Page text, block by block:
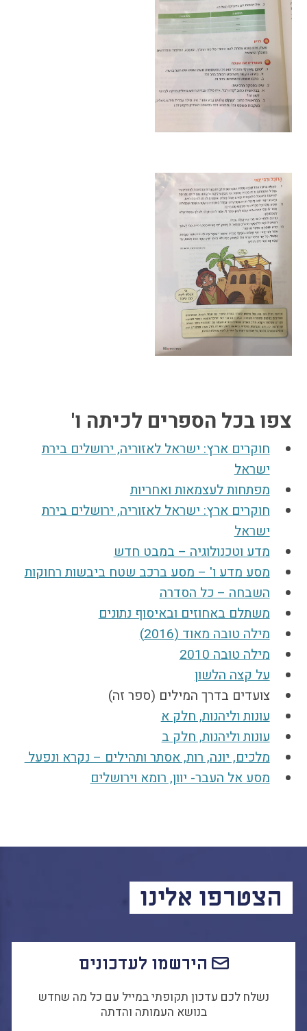
צפו בכל הספרים לכיתה ו'
חוקרים ארץ: ישראל לאזוריה, ירושלים בירת
ישראל
מפתחות לעצמאות ואחריות
חוקרים ארץ: ישראל לאזוריה, ירושלים בירת
ישראל
מדע וטכנולוגיה – במבט חדש
מסע מדע ו' – מסע ברכב שטח ביבשות רחוקות
השבחה – כל הסדרה
משתלם באחוזים ובאיסוף נתונים
מילה טובה מאוד (2016)
מילה טובה 2010
על קצה הלשון
צועדים בדרך המילים (ספר זה)
עונות וליהנות, חלק א
עונות וליהנות, חלק ב
מלכים, יונה, רות, אסתר ותהילים – נקרא ‏ונפעל ‏
מסע אל העבר- יוון, רומא וירושלים
הצטרפו אלינו
הירשמו לעדכונים
נשלח לכם עדכון תקופתי במייל עם כל מה שחדש
בנושא העמותה והדתה